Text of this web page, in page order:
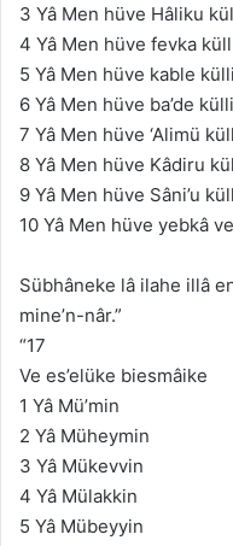
3 Yâ Men hüve Hâliku
4 Yâ Men hüve fevka
5 Yâ Men hüve kable
6 Yâ Men hüve ba’de
7 Yâ Men hüve ‘Alimü
8 Yâ Men hüve Kâdiru
9 Yâ Men hüve Sâni’u
10 Yâ Men hüve yebkâ
Sübhâneke lâ ilahe illâ
mine’n-nâr.”
“17
Ve es’elüke biesmâike
1 Yâ Mü’min
2 Yâ Müheymin
3 Yâ Mükevvin
4 Yâ Mülakkin
5 Yâ Mübeyyin